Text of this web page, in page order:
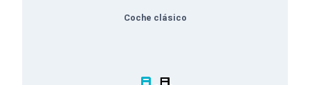
Coche clásico